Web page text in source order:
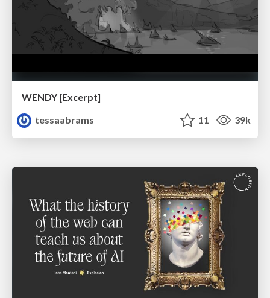
WENDY [Excerpt]
tessaabrams
11 39k